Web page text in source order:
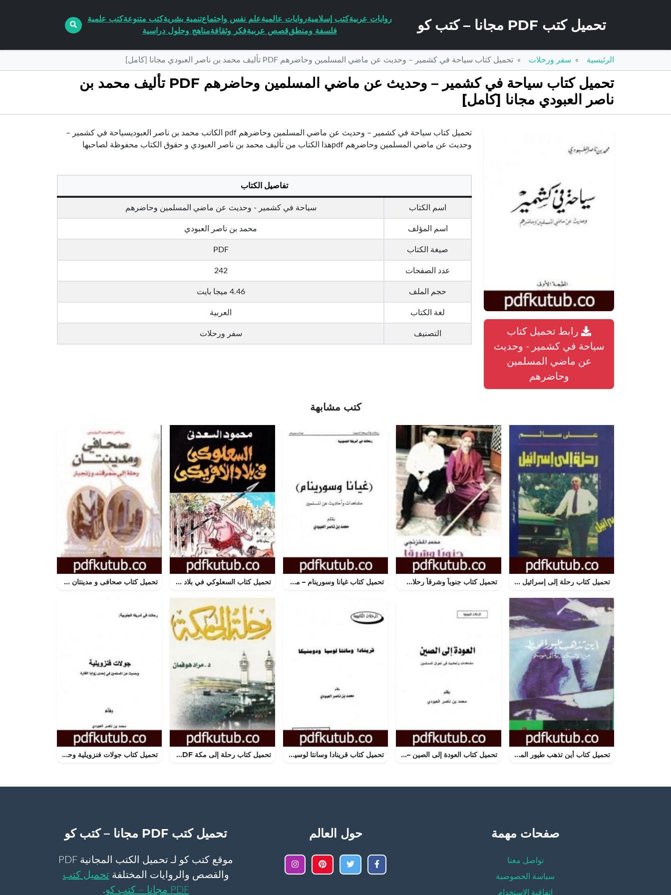
تحميل كتب PDF مجانا – كتب كو روايات عربيةكتب إسلاميةروايات عالميةعلم نفس واجتماعتنمية بشريةكتب متنوعةكتب علمية
فلسفة ومنطققصص عربيةفكر وثقافةمناهج وحلول دراسية
الرئيسية سفر ورحلات تحميل كتاب سياحة في كشمير – وحديث عن ماضي المسلمين وحاضرهم PDF تأليف محمد بن ناصر العبودي مجانا [كامل]
تحميل كتاب سياحة في كشمير – وحديث عن ماضي المسلمين وحاضرهم PDF تأليف محمد بن
ناصر العبودي مجانا [كامل]
رابط تحميل كتاب
سياحة في كشمير - وحديث
عن ماضي المسلمين
وحاضرهم
تحميل كتاب سياحة في كشمير – وحديث عن ماضي المسلمين وحاضرهم pdf الكاتب محمد بن ناصر العبوديسياحة في كشمير –
وحديث عن ماضي المسلمين وحاضرهم pdfهذا الكتاب من تأليف محمد بن ناصر العبودي و حقوق الكتاب محفوظة لصاحبها
تفاصيل الكتاب
اسم الكتاب سياحة في كشمير - وحديث عن ماضي المسلمين وحاضرهم
اسم المؤلف محمد بن ناصر العبودي
صيغة الكتاب PDF
عدد الصفحات 242
حجم الملف 4.46 ميجا بايت
لغة الكتاب العربية
التصنيف سفر ورحلات
كتب مشابهة
تحميل كتاب رحلة إلى إسرائيل PDF تأليف علي سالم مجانا [كامل] تحميل كتاب جنوباً وشرقاً رحلات ورؤى PDF تأليف محمد المخزنجي مجانا [كامل] تحميل كتاب غيانا وسورينام – مشاهدات وأحاديث عن المسلمين PDF تأليف محمد بن ناصر العبودي مجانا [كامل] تحميل كتاب السعلوكي في بلاد الأفريكي PDF تأليف محمود السعدني مجانا [كامل] تحميل كتاب صحافى و مدينتان – رحلة إلى سمرقند و زنجبار PDF تأليف رياض نجيب الريس مجانا [كامل]
تحميل كتاب أين تذهب طيور المحيط من الإسكندرية إلى موسكو PDF تأليف إبراهيم عبد المجيد مجانا [كامل] تحميل كتاب العودة إلى الصين – مشاهدات وأحاديث في أحوال المسلمين PDF تأليف محمد بن ناصر العبودي مجانا [كامل] تحميل كتاب قرينادا وسانتا لوسيا ودومنيكا PDF تأليف محمد بن ناصر العبودي مجانا [كامل] تحميل كتاب رحلة إلى مكة PDF تأليف مراد هوفمان مجانا [كامل] تحميل كتاب جولات فنزويلية وحديث عن المسلمين في إحدى زوايا القارة PDF تأليف محمد بن ناصر العبودي مجانا [كامل]
صفحات مهمة
تواصل معنا
سياسة الخصوصية
إتفاقية الإستخدام
حول العالم تحميل كتب PDF مجانا – كتب كو
موقع كتب كو لـ تحميل الكتب المجانية PDF
والقصص والروايات المختلفة تحميل كتب
PDF مجانا – كتب كو
.